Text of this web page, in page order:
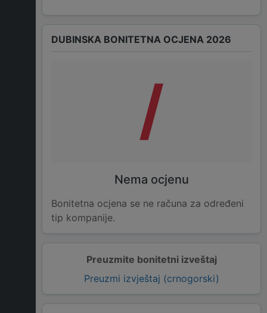
Preuzmite bonitetni izveštaj
Preuzmi izvještaj (crnogorski)
DUBINSKA BONITETNA OCJENA 2026
/
Nema ocjenu
Bonitetna ocjena se ne računa za određeni
tip kompanije.